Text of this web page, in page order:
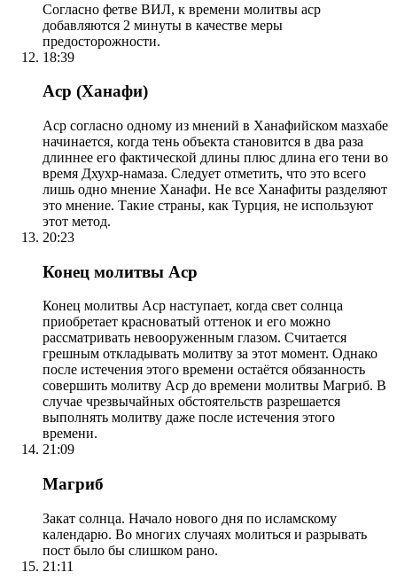
Согласно фетве ВИЛ, к времени молитвы аср
добавляются 2 минуты в качестве меры
предосторожности.
18:39
Аср (Ханафи)
Аср согласно одному из мнений в Ханафийском мазхабе
начинается, когда тень объекта становится в два раза
длиннее его фактической длины плюс длина его тени во
время Дхухр-намаза. Следует отметить, что это всего
лишь одно мнение Ханафи. Не все Ханафиты разделяют
это мнение. Такие страны, как Турция, не используют
этот метод.
20:23
Конец молитвы Аср
Конец молитвы Аср наступает, когда свет солнца
приобретает красноватый оттенок и его можно
рассматривать невооруженным глазом. Считается
грешным откладывать молитву за этот момент. Однако
после истечения этого времени остаётся обязанность
совершить молитву Аср до времени молитвы Магриб. В
случае чрезвычайных обстоятельств разрешается
выполнять молитву даже после истечения этого
времени.
21:09
Магриб
Закат солнца. Начало нового дня по исламскому
календарю. Во многих случаях молиться и разрывать
пост было бы слишком рано.
21:11